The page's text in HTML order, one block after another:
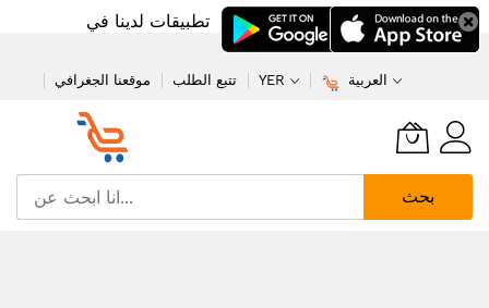
تطبيقات لدينا في
موقعنا الجغرافي تتبع الطلب YER العربية
بحث